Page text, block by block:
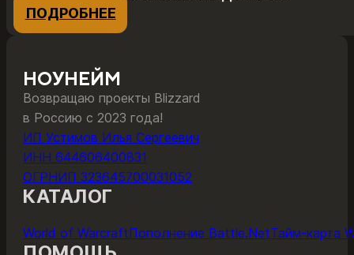
цен:
1600 ₽
11160 ₽
ПОДРОБНЕЕ
товар
вариаций.
Опции
можно
выбрать
на
НОУНЕЙМ
Возвращаю проекты Blizzard
в Россию с 2023 года!
ИП Устимов Илья Сергеевич
ИНН 644606400831
ОГРНИП 323645700031052
КАТАЛОГ
World of WarcraftПополнение Battle.NetТайм-карта